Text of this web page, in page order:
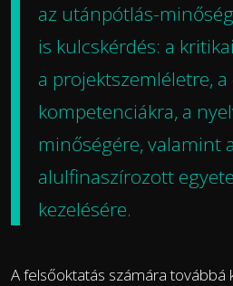
az utánpótlás-
is kulcskérdés: a
a projektszemléletre,
kompetenciákra, a
minőségére, valamint
alulfinaszírozott
kezelésére.
A felsőoktatás számára továbbá